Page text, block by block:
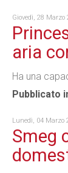
Giovedì, 28 Marzo
aria
Ha una
Pubblicato
Lunedì, 04 Marzo
Smeg